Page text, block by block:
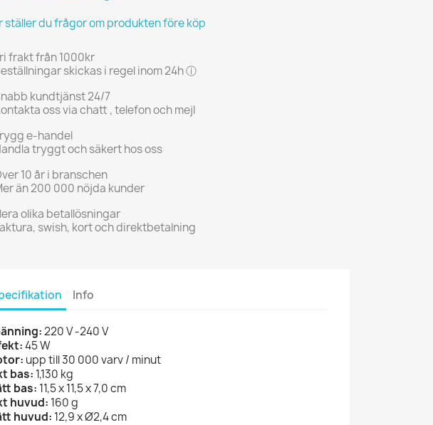
ställer du frågor om produkten före köp
frakt från 1000kr
skickas i regel inom 24h ⓘ
kundtjänst 24/7
oss via chatt , telefon och mejl
e-handel
tryggt och säkert hos oss
10 år i branschen
än 200 000 nöjda kunder
olika betallösningar
swish, kort och direktbetalning
Info
220 V -240 V
45 W
upp till 30 000 varv / minut
bas: 1,130 kg
bas: 11,5 x 11,5 x 7,0 cm
huvud: 160 g
huvud: 12,9 x Ø2,4 cm